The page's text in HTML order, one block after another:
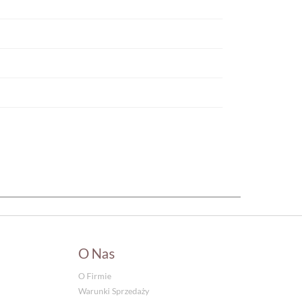
O Nas
O Firmie
Warunki Sprzedaży